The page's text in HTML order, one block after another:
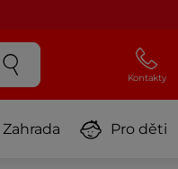
Kontakty
Zahrada Pro děti